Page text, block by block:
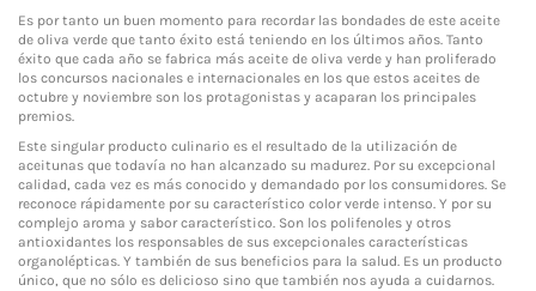
Es por tanto un buen momento para recordar las bondades de este aceite
de oliva verde que tanto éxito está teniendo en los últimos años. Tanto
éxito que cada año se fabrica más aceite de oliva verde y han proliferado
los concursos nacionales e internacionales en los que estos aceites de
octubre y noviembre son los protagonistas y acaparan los principales
premios.
Este singular producto culinario es el resultado de la utilización de
aceitunas que todavía no han alcanzado su madurez. Por su excepcional
calidad, cada vez es más conocido y demandado por los consumidores. Se
reconoce rápidamente por su característico color verde intenso. Y por su
complejo aroma y sabor característico. Son los polifenoles y otros
antioxidantes los responsables de sus excepcionales características
organolépticas. Y también de sus beneficios para la salud. Es un producto
único, que no sólo es delicioso sino que también nos ayuda a cuidarnos.